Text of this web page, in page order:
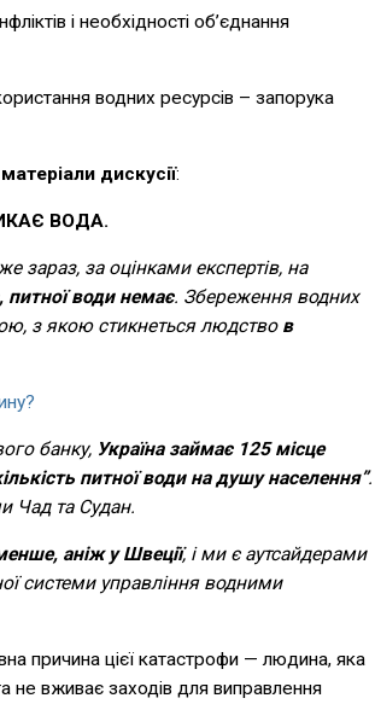
і необхідності об’єднання
водних ресурсів – запорука
дискусії:
ВОДА.
зараз, за оцінками експертів, на
питної води немає. Збереження водних
з якою стикнеться людство в
банку, Україна займає 125 місце
питної води на душу населення”.
Чад та Судан.
аніж у Швеції, і ми є аутсайдерами
системи управління водними
причина цієї катастрофи — людина, яка
не вживає заходів для виправлення